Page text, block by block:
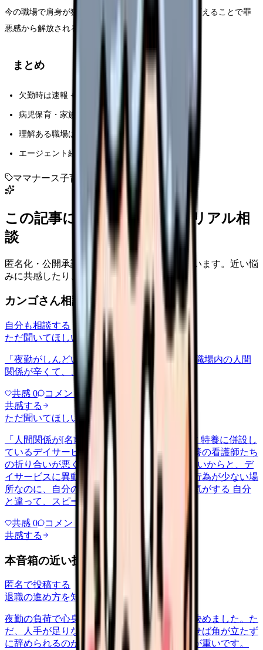
今の職場で肩身が狭い思いをしているなら、環境を変えることで罪
悪感から解放される可能性があります。
まとめ
欠勤時は速報 + 引き継ぎ + 感謝
病児保育・家族分担・業務標準化で事前準備
理解ある職場は人間関係の基盤が違う
エージェント経由でママナース歓迎の職場へ
ママナース子育て ワーママ 欠勤
この記事に近い看護師さんのリアル相
談
匿名化・公開承認済みの本音だけを表示しています。近い悩
みに共感したり、自分の状況を投稿できます。
カンゴさん相談室から共有された相談
自分も相談する
ただ聞いてほしい
relationships 2026/6/13
「夜勤がしんどい」について相談したいです 職場内の人間
関係が辛くて、、、
共感 0 コメント
共感する
ただ聞いてほしい
relationships 2026/5/22
「人間関係が[名前]」について相談したいです 特養に併設し
ているデイサービスで働いてるのですが、特養の看護師たち
の折り合いが悪く、その中の1人が居場所がないからと、デ
イサービスに異動してきて。ただでさえ医療行為が少ない場
所なのに、自分の居場所がなくなったような気がする 自分
と違って、スピードが速いし…
共感 0 コメント
共感する
本音箱の近い投稿
匿名で投稿する
退職の進め方を知りたいyakin 2026/6/26
夜勤の負荷で心身ともに限界を感じ、退職を決めました。た
だ、人手が足りない病棟なので、どう切り出せば角が立たず
に辞められるのか分からず、伝える前から気が重いです。